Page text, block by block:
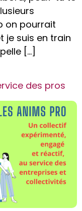
on pourrait
je suis en train
[…]
des pros